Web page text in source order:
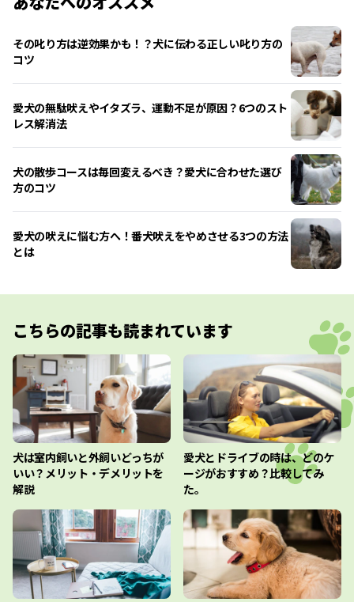
その叱り方は逆効果かも！？犬に伝わる正しい叱り方の
コツ
愛犬の無駄吠えやイタズラ、運動不足が原因？6つのスト
レス解消法
犬の散歩コースは毎回変えるべき？愛犬に合わせた選び
方のコツ
愛犬の吠えに悩む方へ！番犬吠えをやめさせる3つの方法
とは
こちらの記事も読まれています
犬は室内飼いと外飼いどっちが
いい？メリット・デメリットを
解説
愛犬とドライブの時は、どのケ
ージがおすすめ？比較してみ
た。